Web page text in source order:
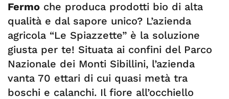
Fermo che produca prodotti bio di alta
qualità e dal sapore unico? L’azienda
agricola “Le Spiazzette” è la soluzione
giusta per te! Situata ai confini del Parco
Nazionale dei Monti Sibillini, l’azienda
vanta 70 ettari di cui quasi metà tra
boschi e calanchi. Il fiore all’occhiello